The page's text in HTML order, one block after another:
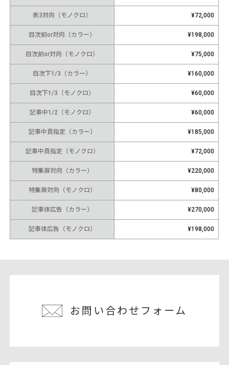
表3対向（モノクロ） ¥72,000
目次前or対向（カラー） ¥198,000
目次前or対向（モノクロ） ¥75,000
目次下1/3（カラー） ¥160,000
目次下1/3（モノクロ） ¥60,000
記事中1/2（モノクロ） ¥60,000
記事中頁指定（カラー） ¥185,000
記事中頁指定（モノクロ） ¥72,000
特集扉対向（カラー） ¥220,000
特集扉対向（モノクロ） ¥80,000
記事体広告（カラー） ¥270,000
記事体広告（モノクロ） ¥198,000
お問い合わせフォーム